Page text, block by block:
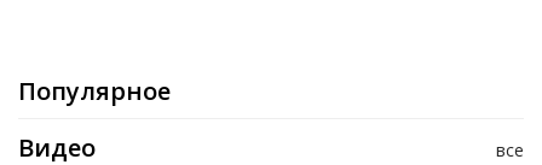
Популярное
все
Видео